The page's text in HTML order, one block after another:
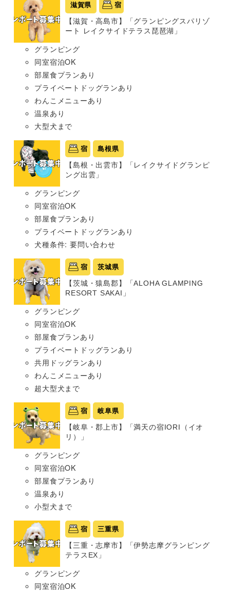
滋賀県 宿
【滋賀・高島市】「グランピングスパリゾ
ート レイクサイドテラス琵琶湖」
グランピング
同室宿泊OK
部屋食プランあり
プライベートドッグランあり
わんこメニューあり
温泉あり
大型犬まで
宿 島根県
【島根・出雲市】「レイクサイドグランピ
ング出雲」
グランピング
同室宿泊OK
部屋食プランあり
プライベートドッグランあり
犬種条件: 要問い合わせ
宿 茨城県
【茨城・猿島郡】「ALOHA GLAMPING
RESORT SAKAI」
グランピング
同室宿泊OK
部屋食プランあり
プライベートドッグランあり
共用ドッグランあり
わんこメニューあり
超大型犬まで
宿 岐阜県
【岐阜・郡上市】「満天の宿IORI（イオ
リ）」
グランピング
同室宿泊OK
部屋食プランあり
温泉あり
小型犬まで
宿 三重県
【三重・志摩市】「伊勢志摩グランピング
テラスEX」
グランピング
同室宿泊OK